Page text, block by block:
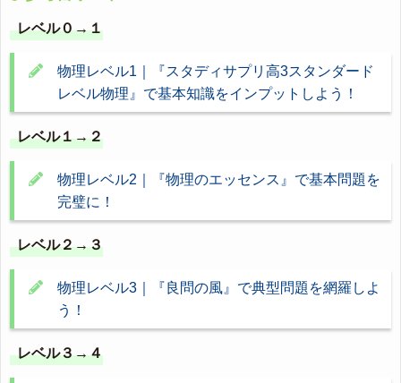
レベル０→１
物理レベル1｜『スタディサプリ高3スタンダード
レベル物理』で基本知識をインプットしよう！
レベル１→２
物理レベル2｜『物理のエッセンス』で基本問題を
完璧に！
レベル２→３
物理レベル3｜『良問の風』で典型問題を網羅しよ
う！
レベル３→４